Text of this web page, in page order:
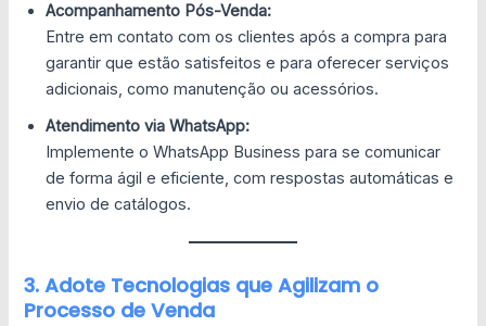
Acompanhamento Pós-Venda:
Entre em contato com os clientes após a compra para
garantir que estão satisfeitos e para oferecer serviços
adicionais, como manutenção ou acessórios.
Atendimento via WhatsApp:
Implemente o WhatsApp Business para se comunicar
de forma ágil e eficiente, com respostas automáticas e
envio de catálogos.
3. Adote Tecnologias que Agilizam o
Processo de Venda